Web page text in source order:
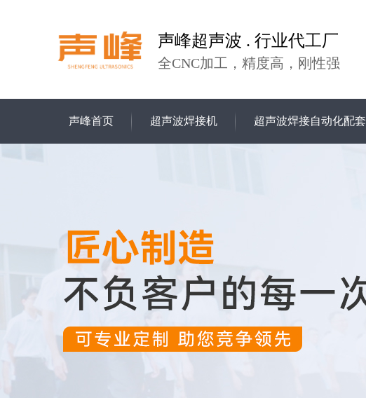
声峰超声波 . 行业代工厂
全CNC加工，精度高，刚性强
声峰首页 超声波焊接机 超声波焊接自动化配套